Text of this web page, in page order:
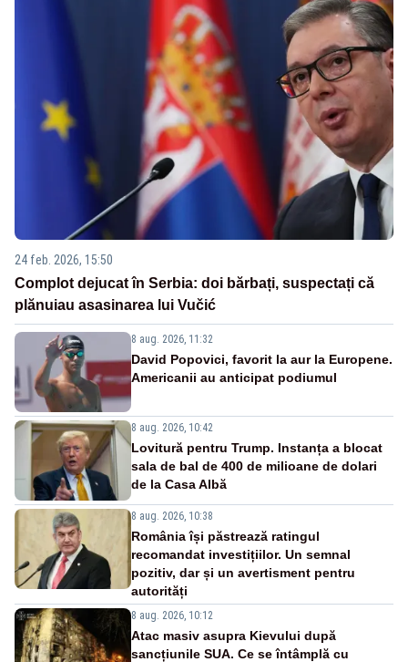
24 feb. 2026, 15:50
Complot dejucat în Serbia: doi bărbați, suspectați că
plănuiau asasinarea lui Vučić
8 aug. 2026, 11:32
David Popovici, favorit la aur la Europene.
Americanii au anticipat podiumul
8 aug. 2026, 10:42
Lovitură pentru Trump. Instanța a blocat
sala de bal de 400 de milioane de dolari
de la Casa Albă
8 aug. 2026, 10:38
România își păstrează ratingul
recomandat investițiilor. Un semnal
pozitiv, dar și un avertisment pentru
autorități
8 aug. 2026, 10:12
Atac masiv asupra Kievului după
sancțiunile SUA. Ce se întâmplă cu